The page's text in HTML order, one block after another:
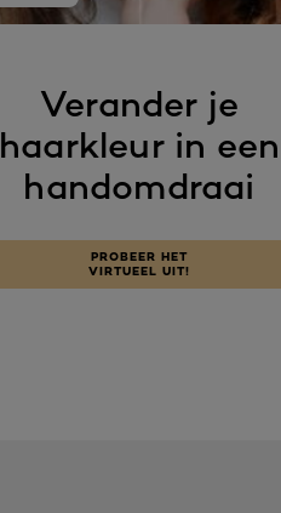
Verander je
haarkleur in een
handomdraai
PROBEER HET
VIRTUEEL UIT!